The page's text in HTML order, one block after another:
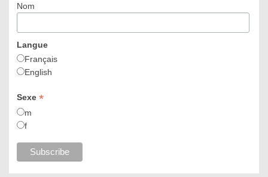
Nom
Langue
Français
English
Sexe *
m
f